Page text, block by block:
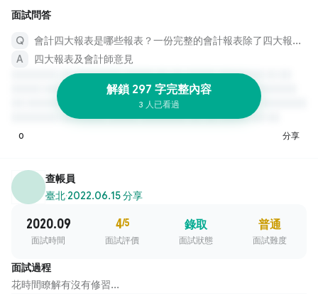
面試問答
會計四大報表是哪些報表？一份完整的會計報表除了四大報表還需要什麼？
四大報表及會計師意見
解鎖 297 字完整內容
3 人已看過
0 分享
查帳員
臺北·2022.06.15 分享
2020.09
面試時間
4/5
面試評價
錄取
面試狀態
普通
面試難度
面試過程
花時間瞭解有沒有修習...